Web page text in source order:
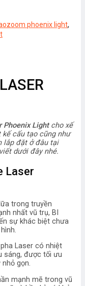
phoenix light,
Phoenix Lightcho xế
cấu tạo cũng như
lắp đặt ở đâu tại
dưới đây nhé.
Laser
trong truyền
nhất vũ trụ, BI
sự khác biệt chưa
Laser có nhiệt
sáng, được tối ưu
gọn.
mạnh mẽ trong vũ